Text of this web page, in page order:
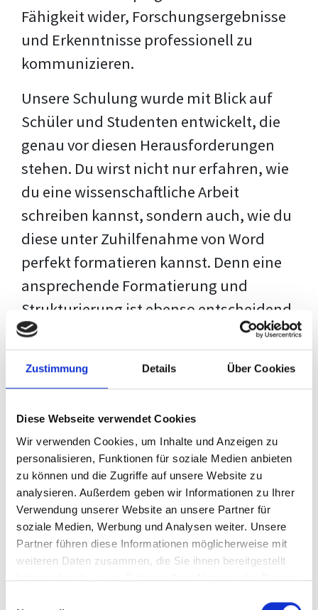
Zustimmung Details Über Cookies
Diese Webseite verwendet Cookies
Wir verwenden Cookies, um Inhalte und Anzeigen zu
personalisieren, Funktionen für soziale Medien anbieten
zu können und die Zugriffe auf unsere Website zu
analysieren. Außerdem geben wir Informationen zu Ihrer
Verwendung unserer Website an unsere Partner für
soziale Medien, Werbung und Analysen weiter. Unsere
Partner führen diese Informationen möglicherweise mit
weiteren Daten zusammen, die Sie ihnen bereitgestellt
haben oder die sie im Rahmen Ihrer Nutzung der Dienste
Fähigkeit wider, Forschungsergebnisse
und Erkenntnisse professionell zu
kommunizieren.
Unsere Schulung wurde mit Blick auf
Schüler und Studenten entwickelt, die
genau vor diesen Herausforderungen
stehen. Du wirst nicht nur erfahren, wie
du eine wissenschaftliche Arbeit
schreiben kannst, sondern auch, wie du
diese unter Zuhilfenahme von Word
perfekt formatieren kannst. Denn eine
ansprechende Formatierung und
Strukturierung ist ebenso entscheidend
wie der Inhalt selbst. Jeder Prüfer hat
eigene Erwartungen, und unsere
Schulung ist so konzipiert, dass sie dir
deiner individuellen Vorlage zeigt,
anstatt eine Einheitslösung zu bieten.
Der Prozess des wissenschaftlichen
Schreibens kann ohne das richtige
Wissen eine große Herausforderung
darstellen. Jedoch, ausgestattet mit
denTechniken und Strategiendieses
Kurses, wird die Formatierung deiner